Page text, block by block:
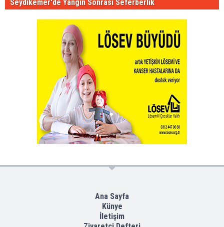
Seydikemer'de Yangın Sonrası Seferberlik
Ana Sayfa
Künye
İletişim